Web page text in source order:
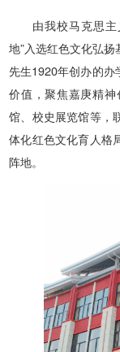
由我校马克思
地”入选红色文化弘
先生1920年创办的办
价值，聚焦嘉庚精
馆、校史展览馆等，
体化红色文化育人格
阵地。